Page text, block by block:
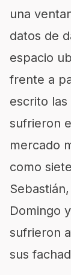
una
datos de
espacio
frente a
escrito
sufrieron
mercado
como
Domingo
sufrieron
sus